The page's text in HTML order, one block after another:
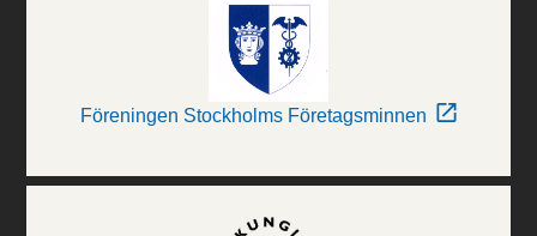
Föreningen Stockholms Företagsminnen